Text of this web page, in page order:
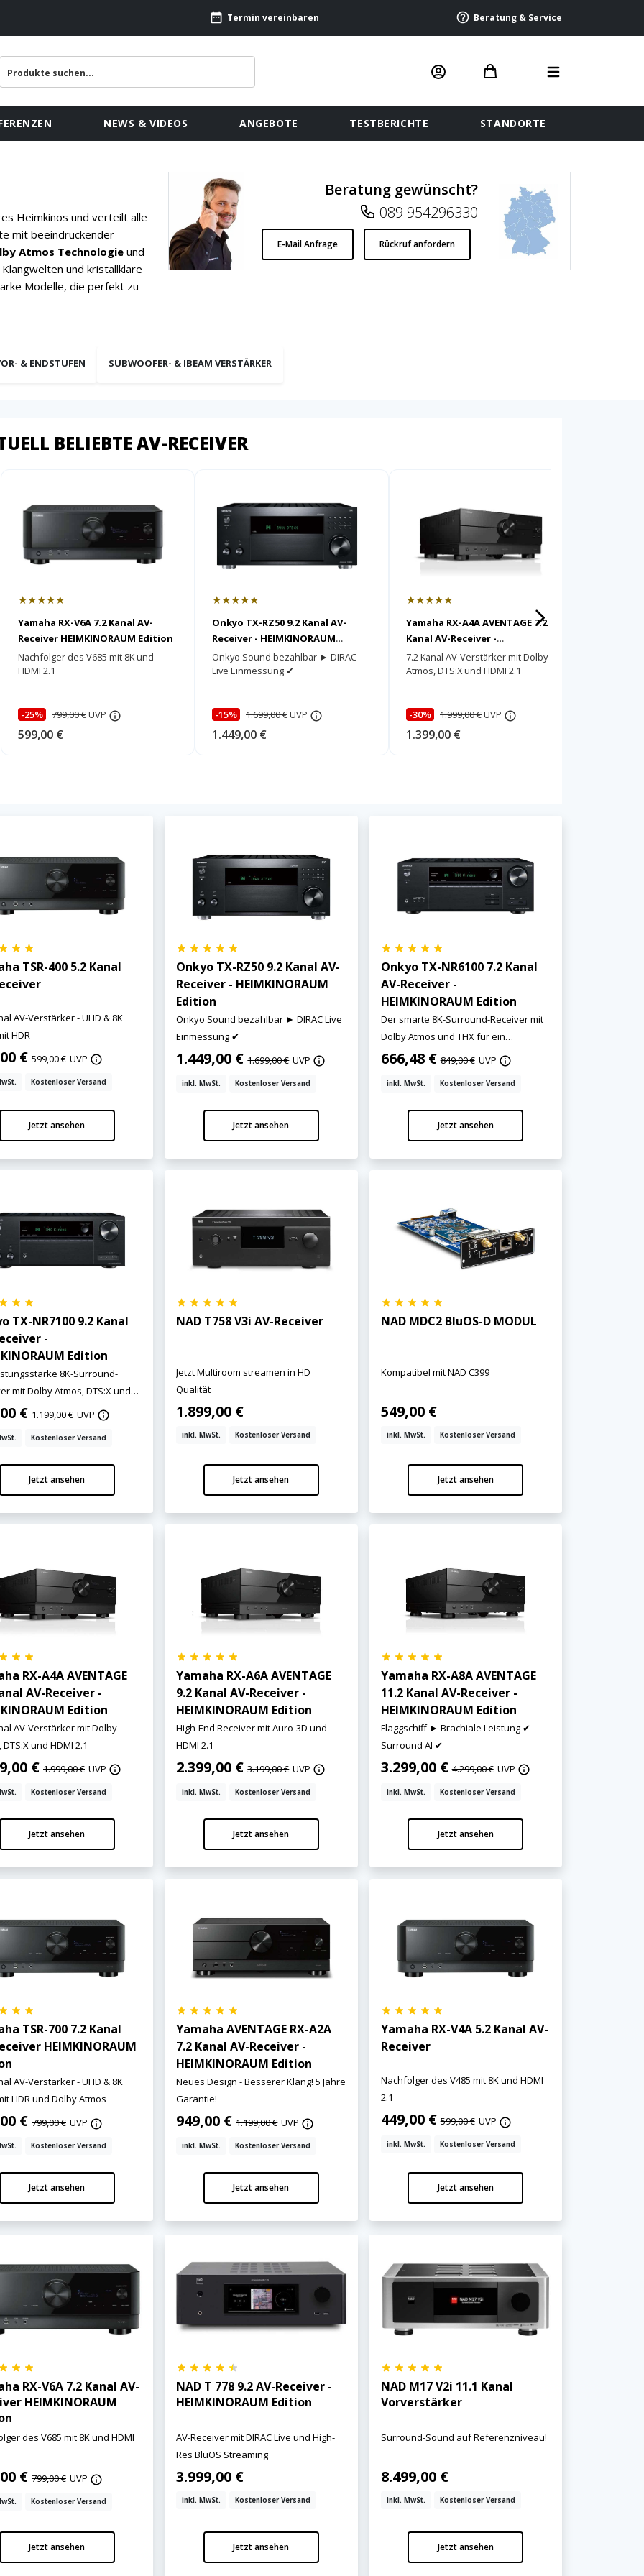
Termin vereinbaren Beratung & Service
NEWS & VIDEOS ANGEBOTE TESTBERICHTE STANDORTE
Heimkinos und verteilt alle
mit beeindruckender
Atmos Technologieund
und kristallklare
Modelle, die perfekt zu
Beratung gewünscht?
089 954296330
E-Mail Anfrage Rückruf anfordern
& ENDSTUFEN SUBWOOFER- & IBEAM VERSTÄRKER
BELIEBTE AV-RECEIVER
★★★★★
Yamaha RX-V6A 7.2 Kanal AV-
Receiver HEIMKINORAUM Edition
Nachfolger des V685 mit 8K und
HDMI 2.1
-25% 799,00 €UVP
599,00 €
★★★★★
Onkyo TX-RZ50 9.2 Kanal AV-
Receiver - HEIMKINORAUM
Edition
Onkyo Sound bezahlbar ► DIRAC
Live Einmessung ✔
-15% 1.699,00 €UVP
1.449,00 €
★★★★★
Yamaha RX-A4A AVENTAGE 7.2
Kanal AV-Receiver -
HEIMKINORAUM Edition
7.2 Kanal AV-Verstärker mit Dolby
Atmos, DTS:X und HDMI 2.1
-30% 1.999,00 €UVP
1.399,00 €
TSR-400 5.2 Kanal
AV-Verstärker - UHD & 8K
HDR
€ 599,00 € UVP
Kostenloser Versand
Jetzt ansehen
Onkyo TX-RZ50 9.2 Kanal AV-
Receiver - HEIMKINORAUM
Edition
Onkyo Sound bezahlbar ► DIRAC Live
Einmessung ✔
1.449,00 €1.699,00 € UVP
inkl. MwSt. Kostenloser Versand
Jetzt ansehen
Onkyo TX-NR6100 7.2 Kanal
AV-Receiver -
HEIMKINORAUM Edition
Der smarte 8K-Surround-Receiver mit
Dolby Atmos und THX für ein
unvergleichliches Multimedia-Erlebnis!
666,48 €849,00 € UVP
inkl. MwSt. Kostenloser Versand
Jetzt ansehen
TX-NR7100 9.2 Kanal
-
Edition
8K-Surround-
mit Dolby Atmos, DTS:X und
€ 1.199,00 € UVP
Kostenloser Versand
Jetzt ansehen
NAD T758 V3i AV-Receiver
Jetzt Multiroom streamen in HD
Qualität
1.899,00 €
inkl. MwSt. Kostenloser Versand
Jetzt ansehen
NAD MDC2 BluOS-D MODUL
Kompatibel mit NAD C399
549,00 €
inkl. MwSt. Kostenloser Versand
Jetzt ansehen
RX-A4A AVENTAGE
AV-Receiver -
Edition
AV-Verstärker mit Dolby
und HDMI 2.1
€ 1.999,00 € UVP
Kostenloser Versand
Jetzt ansehen
Yamaha RX-A6A AVENTAGE
9.2 Kanal AV-Receiver -
HEIMKINORAUM Edition
High-End Receiver mit Auro-3D und
HDMI 2.1
2.399,00 €3.199,00 € UVP
inkl. MwSt. Kostenloser Versand
Jetzt ansehen
Yamaha RX-A8A AVENTAGE
11.2 Kanal AV-Receiver -
HEIMKINORAUM Edition
Flaggschiff ► Brachiale Leistung ✔
Surround AI ✔
3.299,00 €4.299,00 € UVP
inkl. MwSt. Kostenloser Versand
Jetzt ansehen
TSR-700 7.2 Kanal
HEIMKINORAUM
AV-Verstärker - UHD & 8K
HDR und Dolby Atmos
€ 799,00 € UVP
Kostenloser Versand
Jetzt ansehen
Yamaha AVENTAGE RX-A2A
7.2 Kanal AV-Receiver -
HEIMKINORAUM Edition
Neues Design - Besserer Klang! 5 Jahre
Garantie!
949,00 €1.199,00 € UVP
inkl. MwSt. Kostenloser Versand
Jetzt ansehen
Yamaha RX-V4A 5.2 Kanal AV-
Receiver
Nachfolger des V485 mit 8K und HDMI
2.1
449,00 €599,00 € UVP
inkl. MwSt. Kostenloser Versand
Jetzt ansehen
RX-V6A 7.2 Kanal AV-
HEIMKINORAUM
des V685 mit 8K und HDMI
€ 799,00 € UVP
Kostenloser Versand
Jetzt ansehen
NAD T 778 9.2 AV-Receiver -
HEIMKINORAUM Edition
AV-Receiver mit DIRAC Live und High-
Res BluOS Streaming
3.999,00 €
inkl. MwSt. Kostenloser Versand
Jetzt ansehen
NAD M17 V2i 11.1 Kanal
Vorverstärker
Surround-Sound auf Referenzniveau!
8.499,00 €
inkl. MwSt. Kostenloser Versand
Jetzt ansehen